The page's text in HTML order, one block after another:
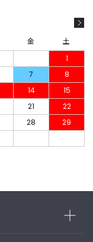
金
土
1
7
8
14
15
21
22
28
29